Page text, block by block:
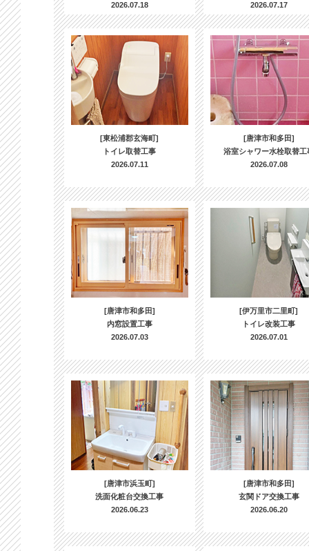
2026.07.18
2026.07.17
[東松浦郡玄海町]
トイレ取替工事
2026.07.11
[唐津市和多田]
浴室シャワー水栓取替工
2026.07.08
[唐津市和多田]
内窓設置工事
2026.07.03
[伊万里市二里町]
トイレ改装工事
2026.07.01
[唐津市浜玉町]
洗面化粧台交換工事
2026.06.23
[唐津市和多田]
玄関ドア交換工事
2026.06.20